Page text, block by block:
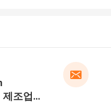
조업체